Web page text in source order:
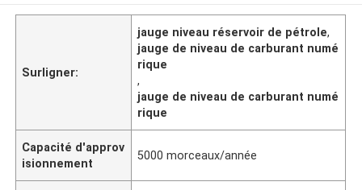
Surligner:
jauge niveau réservoir de pétrole,
jauge de niveau de carburant numé
rique
,
jauge de niveau de carburant numé
rique
Capacité d'approv
isionnement
5000 morceaux/année